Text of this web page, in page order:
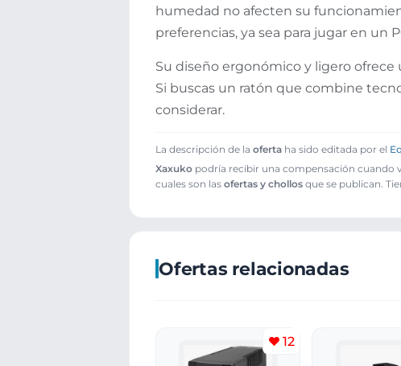
humedad no afecten su
preferencias, ya sea para jugar en un
Su diseño ergonómico y ligero ofrece
Si buscas un ratón que combine
considerar.
La descripción de la oferta ha sido editada por el
Xaxuko podría recibir una compensación cuando
cuales son las ofertas y chollos que se publican.
Ofertas relacionadas
12